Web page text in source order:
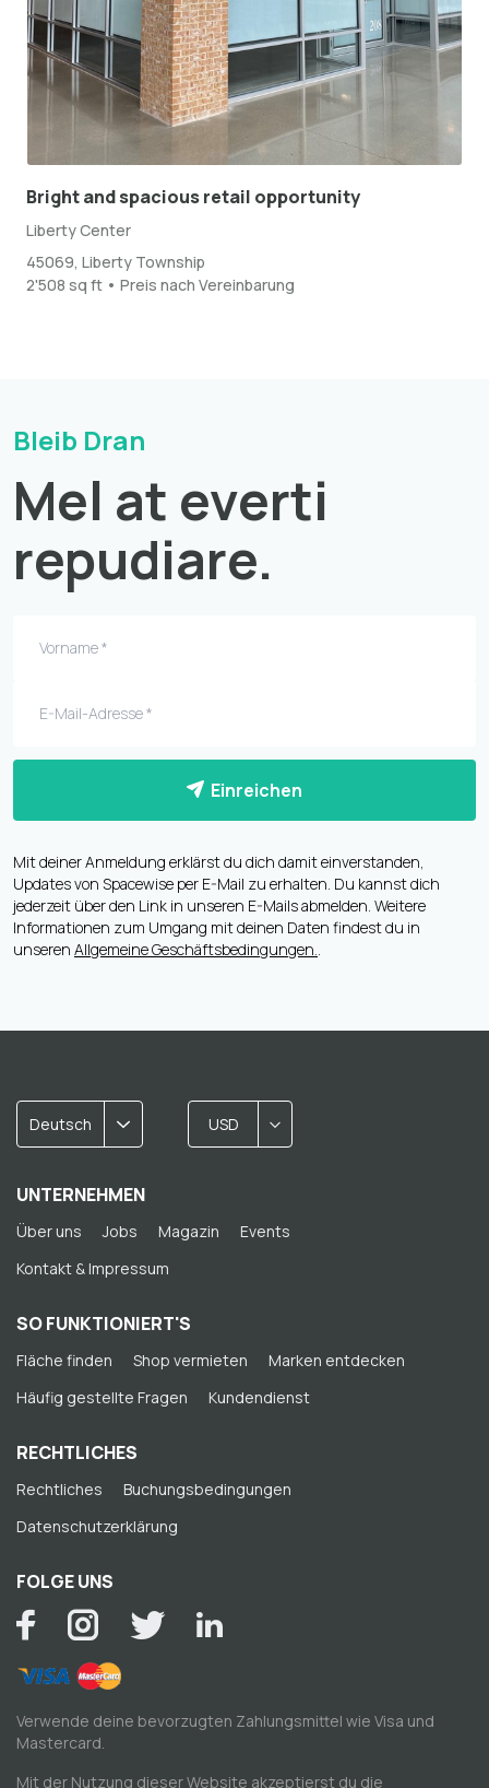
Bright and spacious retail opportunity
Liberty Center
45069, Liberty Township
2'508 sq ft • Preis nach Vereinbarung
Bleib Dran
Mel at everti
repudiare.
Einreichen
Mit deiner Anmeldung erklärst du dich damit einverstanden,
Updates von Spacewise per E-Mail zu erhalten. Du kannst dich
jederzeit über den Link in unseren E-Mails abmelden. Weitere
Informationen zum Umgang mit deinen Daten findest du in
unseren Allgemeine Geschäftsbedingungen..
Deutsch USD
UNTERNEHMEN
Über uns Jobs Magazin
Events
Kontakt & Impressum
SO FUNKTIONIERT'S
Fläche finden Shop vermieten
Marken entdecken
Häufig gestellte Fragen
Kundendienst
RECHTLICHES
Rechtliches
Buchungsbedingungen
Datenschutzerklärung
FOLGE UNS
Verwende deine bevorzugten Zahlungsmittel wie Visa und
Mastercard.
Mit der Nutzung dieser Website akzeptierst du die